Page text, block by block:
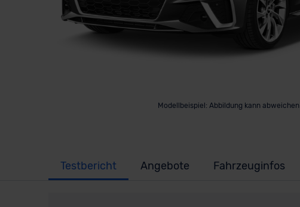
Modellbeispiel: Abbildung kann abweichen
Testbericht Angebote Fahrzeuginfos